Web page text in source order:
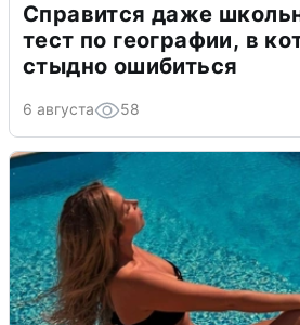
Справится даже
тест по географии, в
стыдно ошибиться
6 августа 58